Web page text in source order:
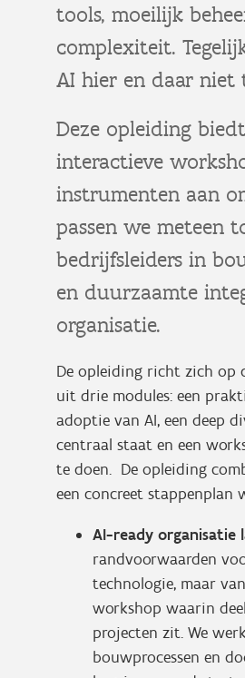
tools, moeilijk
complexiteit.
AI hier en daar niet
Deze opleiding
interactieve
instrumenten aan
passen we meteen
bedrijfsleiders in
en duurzaamte
organisatie.
De opleiding richt zich op
uit drie modules: een
adoptie van AI, een deep
centraal staat en een
te doen. De opleiding
een concreet stappenplan
AI-ready organisatie
randvoorwaarden
technologie, maar
workshop waarin
projecten zit. We
bouwprocessen en